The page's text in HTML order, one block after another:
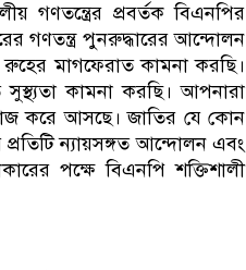
গণতন্ত্রের প্রবর্তক বিএনপির
গণতন্ত্র পুনরুদ্ধারের আন্দোলন
রুহের মাগফেরাত কামনা করছি।
কামনা করছি। আপনারা
করে আসছে। জাতির যে কোন
ন্যায়সঙ্গত আন্দোলন এবং
পক্ষে বিএনপি শক্তিশালী